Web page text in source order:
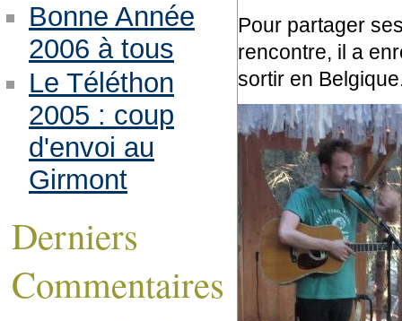
Pour partager
rencontre, il a
sortir en
Bonne Année
2006 à tous
Le Téléthon
2005 : coup
d'envoi au
Girmont
Derniers
Commentaires